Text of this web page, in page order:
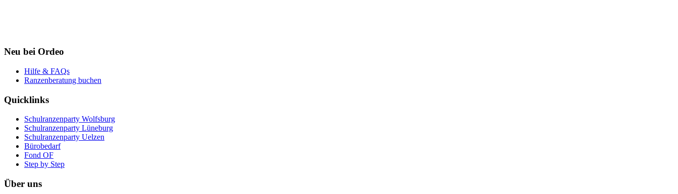
Neu bei Ordeo
Hilfe & FAQs
Ranzenberatung buchen
Quicklinks
Schulranzenparty Wolfsburg
Schulranzenparty Lüneburg
Schulranzenparty Uelzen
Bürobedarf
Fond OF
Step by Step
Über uns